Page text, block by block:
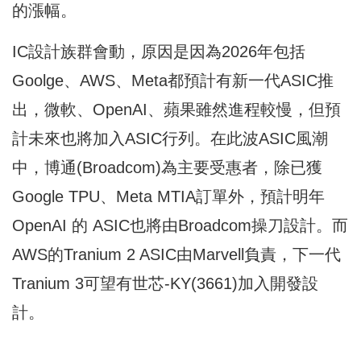
的漲幅。
IC設計族群會動，原因是因為2026年包括
Goolge、AWS、Meta都預計有新一代ASIC推
出，微軟、OpenAI、蘋果雖然進程較慢，但預
計未來也將加入ASIC行列。在此波ASIC風潮
中，博通(Broadcom)為主要受惠者，除已獲
Google TPU、Meta MTIA訂單外，預計明年
OpenAI 的 ASIC也將由Broadcom操刀設計。而
AWS的Tranium 2 ASIC由Marvell負責，下一代
Tranium 3可望有世芯-KY(3661)加入開發設
計。